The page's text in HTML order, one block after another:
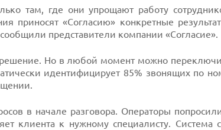
там, где они упрощают работу
приносят «Согласию» конкретные
представители компании «Согласие».
Но в любой момент можно
идентифицирует 85% звонящих по
в начале разговора. Операторы
клиента к нужному специалисту. Система